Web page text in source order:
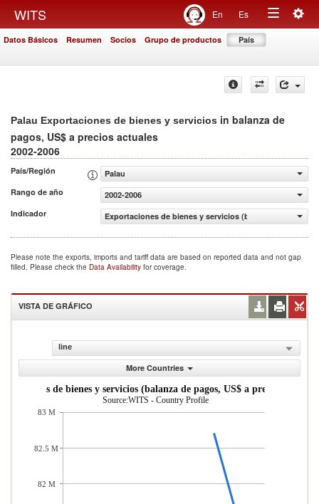
WITS En Es
Toggle
Datos Básicos Resumen Socios Grupo de productos País
Palau Exportaciones de bienes y servicios in balanza de
pagos, US$ a precios actuales
2002-2006
País/Región
Palau
Rango de año
2002-2006
Indicador
Exportaciones de bienes y servicios (balanza de pagos,
Please note the exports, imports and tariff data are based on reported data and not gap
filled. Please check the Data Availability for coverage.
VISTA DE GRÁFICO
line
More Countries
de bienes y servicios (balanza de pagos, US$ a precios
Source:WITS - Country Profile
83 M
82.5 M
82 M